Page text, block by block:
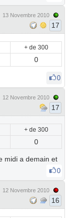
13 Novembre 2010
17
+ de 300
0
0
12 Novembre 2010
17
+ de 300
0
midi a demain et
0
12 Novembre 2010
16